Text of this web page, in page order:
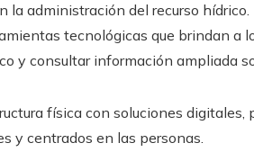
la administración del recurso hídrico.
tecnológicas que brindan a
y consultar información ampliada
física con soluciones digitales,
y centrados en las personas.